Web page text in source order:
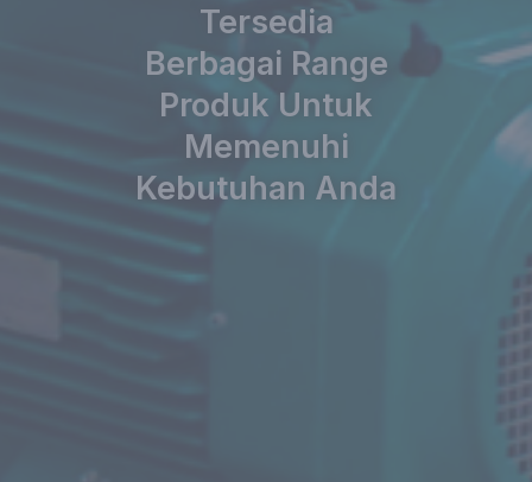
Tersedia
Berbagai Range
Produk Untuk
Memenuhi
Kebutuhan Anda